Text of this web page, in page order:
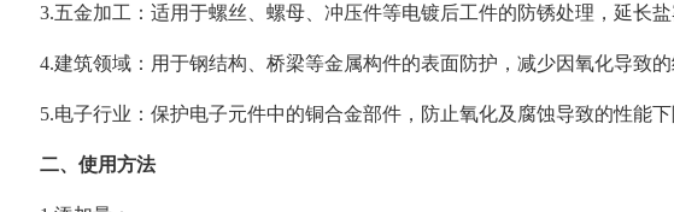
3.五金加工：适用于螺丝、螺母、冲压件等电镀后工件的防锈处理，延长盐
4.建筑领域：用于钢结构、桥梁等金属构件的表面防护，减少因氧化导致的
5.电子行业：保护电子元件中的铜合金部件，防止氧化及腐蚀导致的性能下
二、使用方法